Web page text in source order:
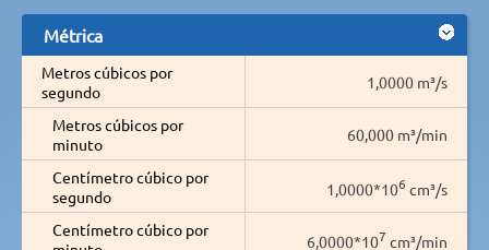
Métrica
Metros cúbicos por
segundo
1,0000 m³/s
Metros cúbicos por
minuto
60,000 m³/min
Centímetro cúbico por
segundo
1,0000*106 cm³/s
Centímetro cúbico por
6,0000*107 cm³/min